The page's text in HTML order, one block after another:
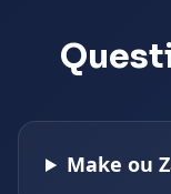
Make ou